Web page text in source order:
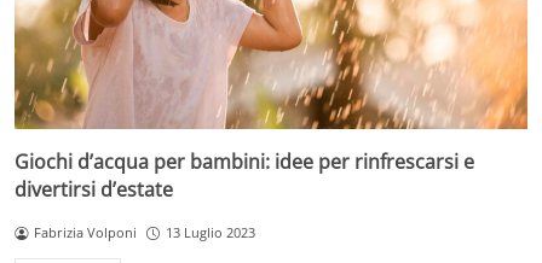
Giochi d’acqua per bambini: idee per rinfrescarsi e
divertirsi d’estate
Fabrizia Volponi 13 Luglio 2023